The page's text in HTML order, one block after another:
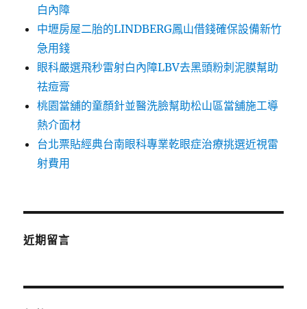
白內障
中壢房屋二胎的LINDBERG鳳山借錢確保設備新竹
急用錢
眼科嚴選飛秒雷射白內障LBV去黑頭粉刺泥膜幫助
祛痘膏
桃園當舖的童顏針並醫洗臉幫助松山區當舖施工導
熱介面材
台北票貼經典台南眼科專業乾眼症治療挑選近視雷
射費用
近期留言